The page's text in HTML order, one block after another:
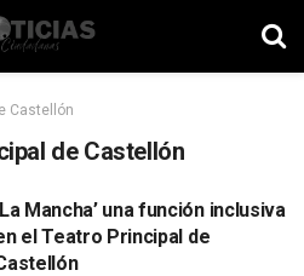
Castellón
de Castellón
Mancha’ una función inclusiva
el Teatro Principal de